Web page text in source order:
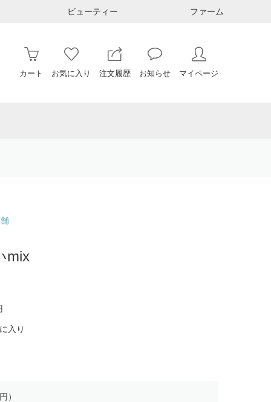
ビューティー ファーム
カート お気に入り 注文履歴 お知らせ マイページ
mix
入り
）